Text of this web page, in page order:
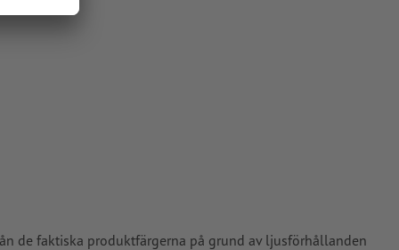
de faktiska produktfärgerna på grund av ljusförhållanden